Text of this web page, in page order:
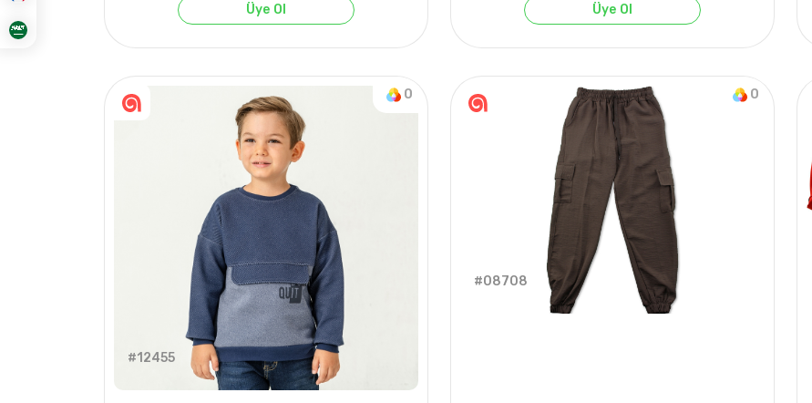
9-12 Years
Üye Ol
4ADET 6-9 Years
Üye Ol
0
#12455
0
#08708